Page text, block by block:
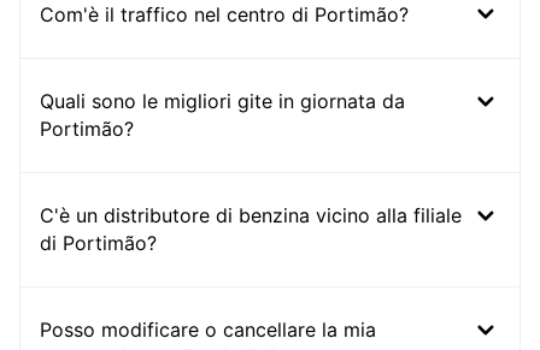
Com'è il traffico nel centro di Portimão?
Quali sono le migliori gite in giornata da
Portimão?
C'è un distributore di benzina vicino alla filiale
di Portimão?
Posso modificare o cancellare la mia